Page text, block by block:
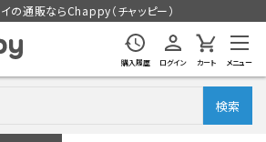
の通販ならChappy（チャッピー）
購入履歴 ログイン カート メニュー
検索